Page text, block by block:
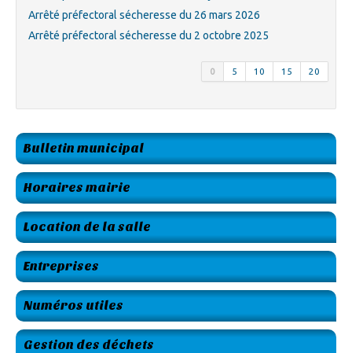
Arrêté préfectoral sécheresse du 26 mars 2026
Arrêté préfectoral sécheresse du 2 octobre 2025
0 5 10 15 20
Bulletin municipal
Horaires mairie
Location de la salle
Entreprises
Numéros utiles
Gestion des déchets